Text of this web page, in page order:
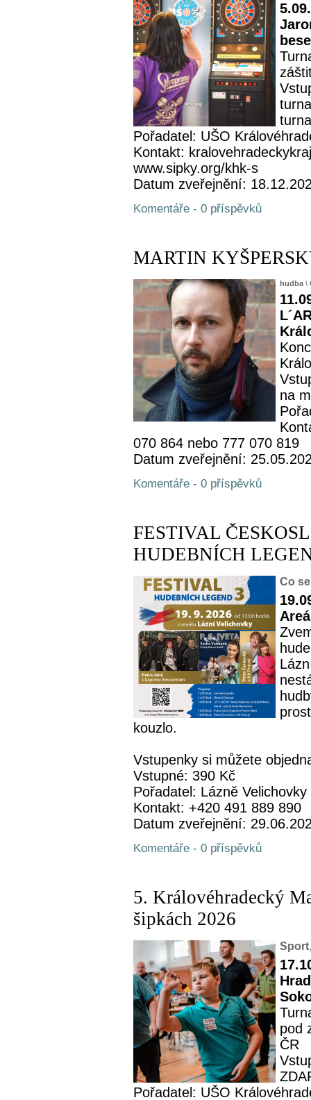
Pořadatel: UŠO
Kontakt:
www.sipky.org/khk-s
Datum zveřejnění:
Komentáře - 0 příspěvků
MARTIN
hudba \
na
070 864 nebo 777 070 819
Datum zveřejnění:
Komentáře - 0 příspěvků
FESTIVAL
HUDEBNÍCH
Co
kouzlo.
Vstupenky si můžete
Vstupné: 390 Kč
Pořadatel: Lázně Velichovky
Kontakt: +420 491 889 890
Datum zveřejnění:
Komentáře - 0 příspěvků
5. Královéhradecký
šipkách 2026
Sport
pod
ČR
Pořadatel: UŠO